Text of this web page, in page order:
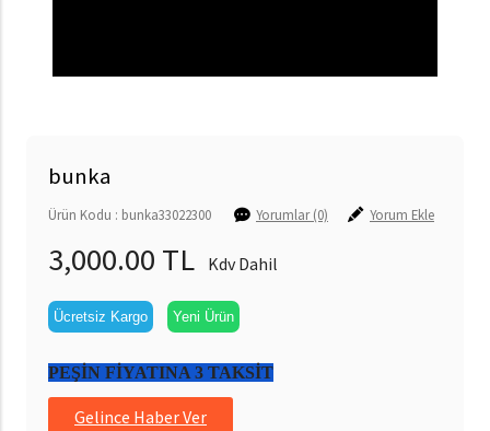
bunka
Ürün Kodu : bunka33022300 Yorumlar (0) Yorum Ekle
3,000.00 TL Kdv Dahil
Ücretsiz Kargo Yeni Ürün
PEŞİN FİYATINA 3 TAKSİT
Gelince Haber Ver